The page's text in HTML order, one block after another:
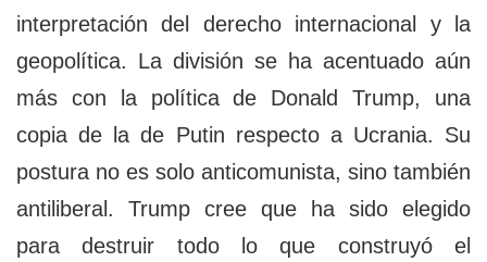
interpretación del derecho internacional y la
geopolítica. La división se ha acentuado aún
más con la política de Donald Trump, una
copia de la de Putin respecto a Ucrania. Su
postura no es solo anticomunista, sino también
antiliberal. Trump cree que ha sido elegido
para destruir todo lo que construyó el